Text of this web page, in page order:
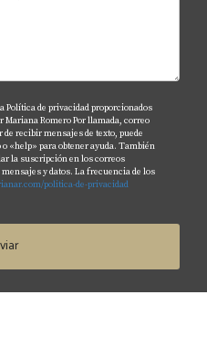
Política de privacidad proporcionados
Mariana Romero Por llamada, correo
recibir mensajes de texto, puede
«help» para obtener ayuda. También
la suscripción en los correos
y datos. La frecuencia de los
politica-de-privacidad